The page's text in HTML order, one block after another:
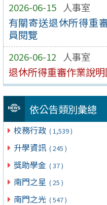
2026-06-15 人事室
有關寄送退休所得重
員閱覽
2026-06-12 人事室
退休所得重審作業說
依公告類別彙總
校務行政 ( 1,539 )
升學資訊 ( 245 )
獎助學金 ( 37 )
南門之星 ( 25 )
南門之光 ( 547 )